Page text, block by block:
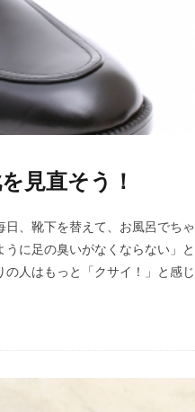
見直そう！
、靴下を替えて、お風呂でちゃ
に足の臭いがなくならない」と
人はもっと「クサイ！」と感じ